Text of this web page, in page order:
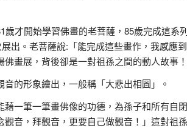
才開始學習佛畫的老菩薩，85歲完成這系
出。老菩薩說:「能完成這些畫作，我感應
畫展，背後卻是一對祖孫之間的動人故事！
的形象繪出，一般稱「大悲出相圖」。
一筆一筆畫佛像的功德，為孫子和所有自
音，拜觀音，更要自己做觀音！」這對祖